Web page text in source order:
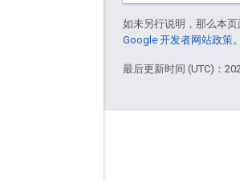
如未另行说明，那么本
Google 开发者网站政策
最后更新时间 (UTC)：